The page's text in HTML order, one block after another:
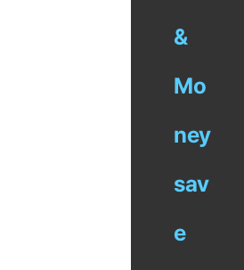
&
Mo
ney
sav
e